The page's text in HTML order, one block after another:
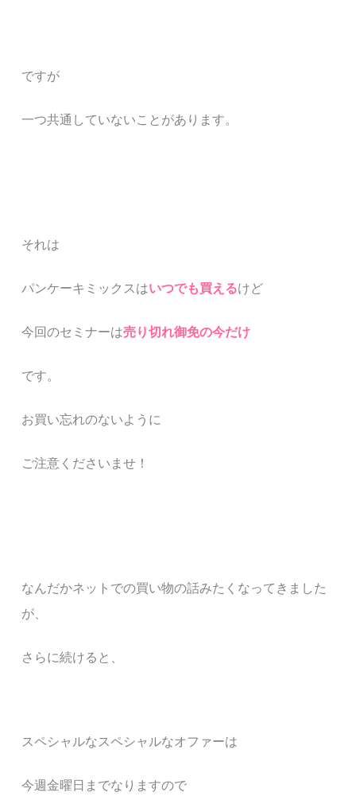
ですが
一つ共通していないことがあります。
それは
パンケーキミックスはいつでも買えるけど
今回のセミナーは売り切れ御免の今だけ
です。
お買い忘れのないように
ご注意くださいませ！
なんだかネットでの買い物の話みたくなってきました
が、
さらに続けると、
スペシャルなスペシャルなオファーは
今週金曜日までなりますので